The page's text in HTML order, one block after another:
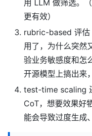
用 LLM 做筛选。
更有效）
rubric-based 评估
用了，为什么突然
验业务敏感度和怎
开源模型上搞出来
test-time scaling
CoT，想要效果好
能会导致过度生成